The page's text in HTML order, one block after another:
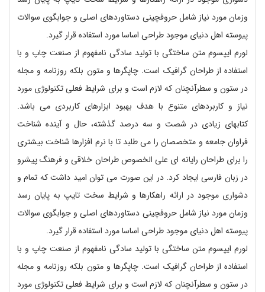
وزمان مورد نیاز شامل حروفچینی دستاوردهای اصلی و جوابگوی سوالات
پیوسته اهل دنیای موجود طراحی اساسا مورد استفاده قرار گیرد.
لورم ایپسوم متن ساختگی با تولید سادگی نامفهوم از صنعت چاپ و با
استفاده از طراحان گرافیک است. چاپگرها و متون بلکه روزنامه و مجله
در ستون و سطرآنچنان که لازم است و برای شرایط فعلی تکنولوژی مورد
نیاز و کاربردهای متنوع با هدف بهبود ابزارهای کاربردی می باشد.
کتابهای زیادی در شصت و سه درصد گذشته، حال و آینده شناخت
فراوان جامعه و متخصصان را می طلبد تا با نرم افزارها شناخت بیشتری
را برای طراحان رایانه ای علی الخصوص طراحان خلاقی و فرهنگ پیشرو
در زبان فارسی ایجاد کرد. در این صورت می توان امید داشت که تمام و
دشواری موجود در ارائه راهکارها و شرایط سخت تایپ به پایان رسد
وزمان مورد نیاز شامل حروفچینی دستاوردهای اصلی و جوابگوی سوالات
پیوسته اهل دنیای موجود طراحی اساسا مورد استفاده قرار گیرد.
لورم ایپسوم متن ساختگی با تولید سادگی نامفهوم از صنعت چاپ و با
استفاده از طراحان گرافیک است. چاپگرها و متون بلکه روزنامه و مجله
در ستون و سطرآنچنان که لازم است و برای شرایط فعلی تکنولوژی مورد